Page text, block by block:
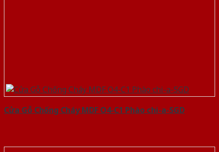
Cửa Gỗ Chống Cháy MDF O4-C1 Phào chi-a-SGD